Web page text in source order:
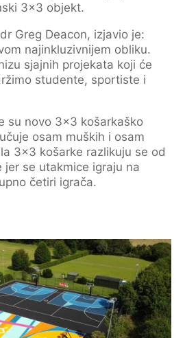
3×3 objekt.
Greg Deacon, izjavio je:
najinkluzivnijem obliku.
sjajnih projekata koji će
studente, sportiste i
su novo 3×3 košarkaško
osam muških i osam
3×3 košarke razlikuju se od
se utakmice igraju na
četiri igrača.